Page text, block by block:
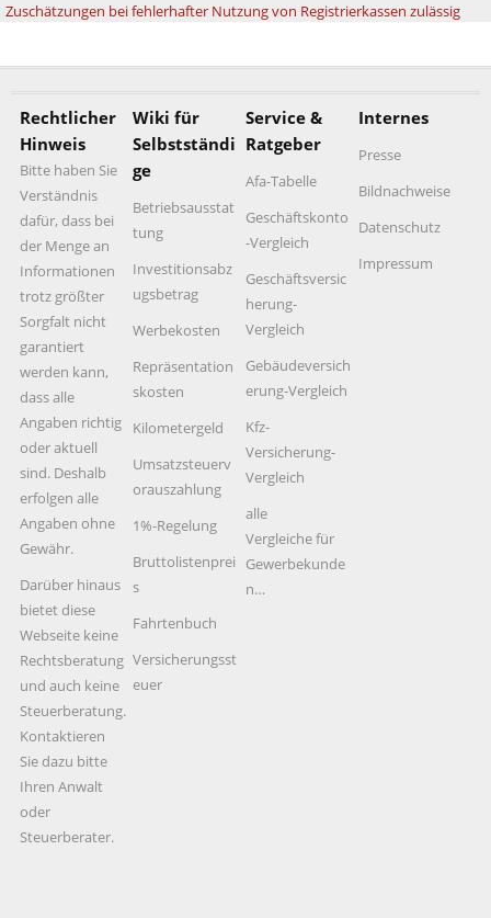
Zuschätzungen bei fehlerhafter Nutzung von Registrierkassen zulässig
Rechtlicher
Hinweis
Bitte haben Sie
Verständnis
dafür, dass bei
der Menge an
Informationen
trotz größter
Sorgfalt nicht
garantiert
werden kann,
dass alle
Angaben richtig
oder aktuell
sind. Deshalb
erfolgen alle
Angaben ohne
Gewähr.
Darüber hinaus
bietet diese
Webseite keine
Rechtsberatung
und auch keine
Steuerberatung.
Kontaktieren
Sie dazu bitte
Ihren Anwalt
oder
Steuerberater.
Wiki für
Selbstständi
ge
Betriebsausstat
tung
Investitionsabz
ugsbetrag
Werbekosten
Repräsentation
skosten
Kilometergeld
Umsatzsteuerv
orauszahlung
1%-Regelung
Bruttolistenprei
s
Fahrtenbuch
Versicherungsst
euer
Service &
Ratgeber
Afa-Tabelle
Geschäftskonto
-Vergleich
Geschäftsversic
herung-
Vergleich
Gebäudeversich
erung-Vergleich
Kfz-
Versicherung-
Vergleich
alle
Vergleiche für
Gewerbekunde
n…
Internes
Presse
Bildnachweise
Datenschutz
Impressum